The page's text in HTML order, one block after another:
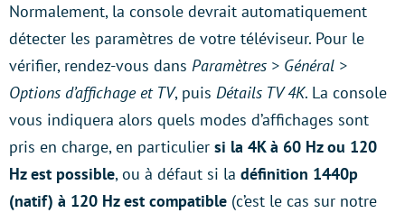
Normalement, la console devrait automatiquement
détecter les paramètres de votre téléviseur. Pour le
vérifier, rendez-vous dans Paramètres > Général >
Options d’affichage et TV, puis Détails TV 4K. La console
vous indiquera alors quels modes d’affichages sont
pris en charge, en particulier si la 4K à 60 Hz ou 120
Hz est possible, ou à défaut si la définition 1440p
(natif) à 120 Hz est compatible (c’est le cas sur notre